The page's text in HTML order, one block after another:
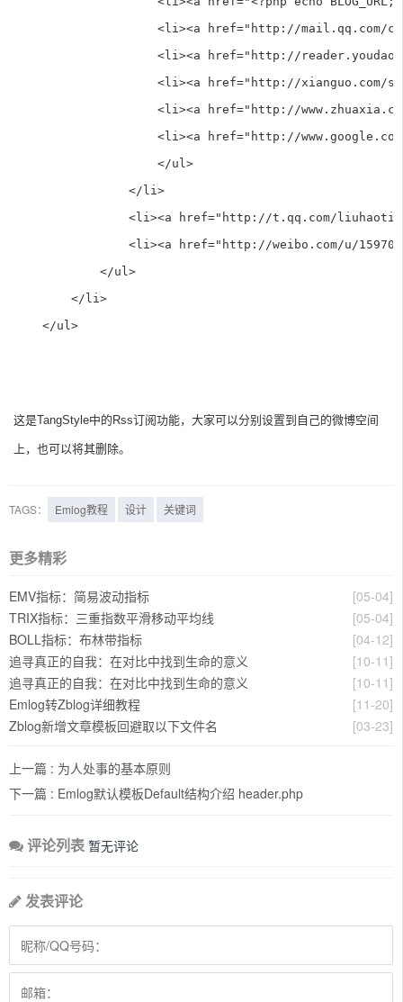
<li><a href="http://mail.qq.com/
<li><a href="http://
<li><a href="http://xianguo.com/
<li><a href="http://
<li><a href="http://
                    </ul>
                </li>
<li><a href="http://t.qq.com/
<li><a href="http://weibo.com/u/
            </ul>
        </li>
    </ul>
这是TangStyle中的Rss订阅功能，大家可以分别设置到自己的微博空间
上，也可以将其删除。
TAGS： Emlog教程 设计 关键词
更多精彩
[05-04]
EMV指标：简易波动指标
[05-04]
TRIX指标：三重指数平滑移动平均线
[04-12]
BOLL指标：布林带指标
[10-11]
追寻真正的自我：在对比中找到生命的意义
[10-11]
追寻真正的自我：在对比中找到生命的意义
[11-20]
Emlog转Zblog详细教程
[03-23]
Zblog新增文章模板回避取以下文件名
上一篇 : 为人处事的基本原则
下一篇 : Emlog默认模板Default结构介绍 header.php
评论列表 暂无评论
发表评论